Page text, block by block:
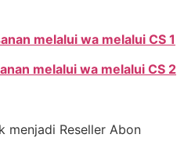
melalui wa melalui CS 1
melalui wa melalui CS 2
menjadi Reseller Abon